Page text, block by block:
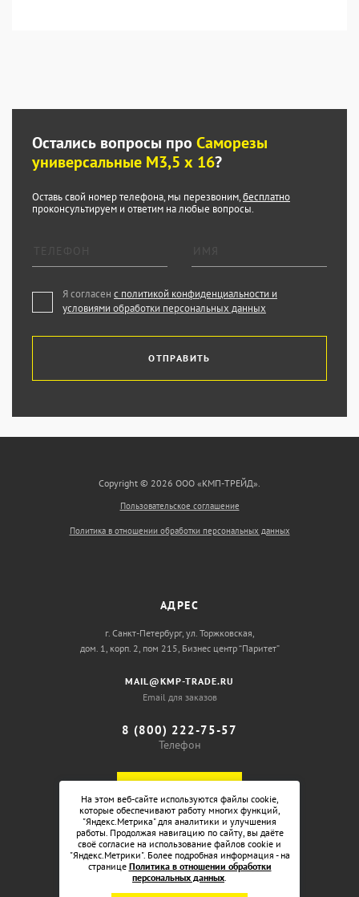
Остались вопросы про Саморезы
универсальные М3,5 х 16?
Оставь свой номер телефона, мы перезвоним,бесплатно
проконсультируем и ответим на любые вопросы.
Я согласен с политикой конфиденциальности и
условиями обработки персональных данных
ОТПРАВИТЬ
Copyright © 2026 ООО «КМП-ТРЕЙД».
Пользовательское соглашение
Политика в отношении обработки персональных данных
АДРЕС
г. Санкт-Петербург, ул. Торжковская,
дом. 1, корп. 2, пом 215, Бизнес центр “Паритет”
MAIL@KMP-TRADE.RU
Email для заказов
8 (800) 222-75-57
Телефон
На этом веб-сайте используются файлы cookie,
которые обеспечивают работу многих функций,
"Яндекс.Метрика" для аналитики и улучшения
работы. Продолжая навигацию по сайту, вы даёте
своё согласие на использование файлов cookie и
"Яндекс.Метрики". Более подробная информация - на
странице Политика в отношении обработки
персональных данных.